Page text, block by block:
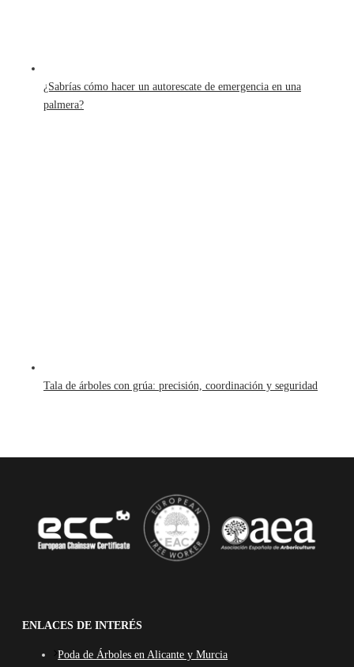
¿Sabrías cómo hacer un autorescate de emergencia en una
palmera?
Tala de árboles con grúa: precisión, coordinación y seguridad
ENLACES DE INTERÉS
Poda de Árboles en Alicante y Murcia